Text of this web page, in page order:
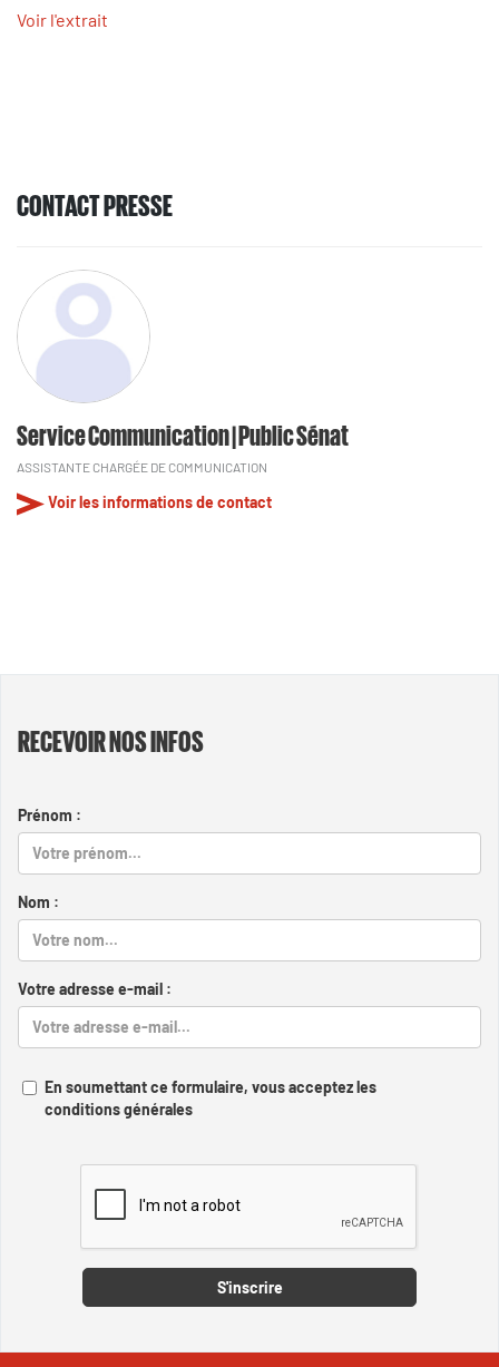
Voir l'extrait
CONTACT PRESSE
Service Communication | Public Sénat
ASSISTANTE CHARGÉE DE COMMUNICATION
Voir les informations de contact
RECEVOIR NOS INFOS
Prénom :
Nom :
Votre adresse e-mail :
En soumettant ce formulaire, vous acceptez les
conditions générales
S'inscrire